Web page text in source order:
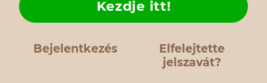
Bejelentkezés
Elfelejtette
jelszavát?
Kezdje itt!